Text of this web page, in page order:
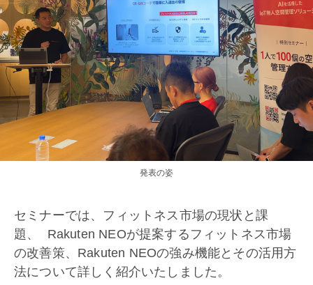
発表の姿
セミナーでは、フィットネス市場の現状と課
題、 Rakuten NEOが提案するフィットネス市場
の改善策、Rakuten NEOの強み機能とその活用方
法について詳しく紹介いたしました。